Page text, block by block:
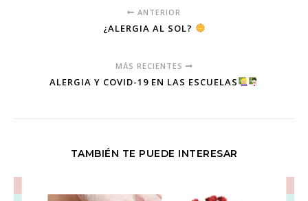
ANTERIOR
¿ALERGIA AL SOL?
MÁS RECIENTES
ALERGIA Y COVID-19 EN LAS ESCUELAS
TAMBIÉN TE PUEDE INTERESAR